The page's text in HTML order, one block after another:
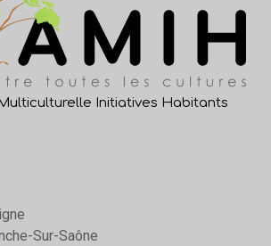
Initiatives Habitants
Sur-Saône